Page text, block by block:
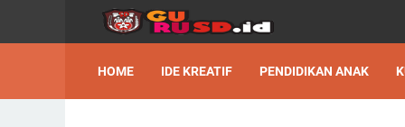
HOME IDE KREATIF PENDIDIKAN ANAK